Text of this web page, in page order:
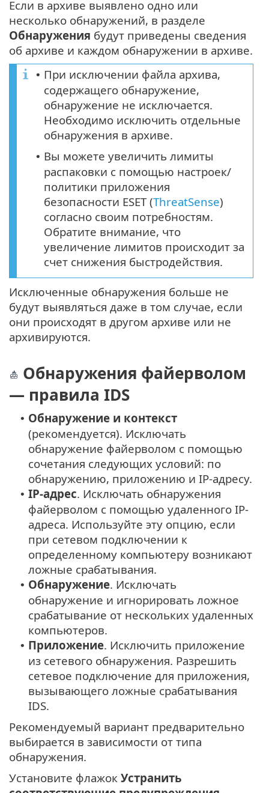
Если в архиве выявлено одно или
несколько обнаружений, в разделе
Обнаружения будут приведены сведения
об архиве и каждом обнаружении в архиве.
• При исключении файла архива,
содержащего обнаружение,
обнаружение не исключается.
Необходимо исключить отдельные
обнаружения в архиве.
• Вы можете увеличить лимиты
распаковки с помощью настроек/
политики приложения
безопасности ESET (ThreatSense)
согласно своим потребностям.
Обратите внимание, что
увеличение лимитов происходит за
счет снижения быстродействия.
Исключенные обнаружения больше не
будут выявляться даже в том случае, если
они происходят в другом архиве или не
архивируются.
Обнаружения файерволом
— правила IDS
• Обнаружение и контекст
(рекомендуется). Исключать
обнаружение файерволом с помощью
сочетания следующих условий: по
обнаружению, приложению и IP-адресу.
• IP-адрес. Исключать обнаружения
файерволом с помощью удаленного IP-
адреса. Используйте эту опцию, если
при сетевом подключении к
определенному компьютеру возникают
ложные срабатывания.
• Обнаружение. Исключать
обнаружение и игнорировать ложное
срабатывание от нескольких удаленных
компьютеров.
• Приложение. Исключить приложение
из сетевого обнаружения. Разрешить
сетевое подключение для приложения,
вызывающего ложные срабатывания
IDS.
Рекомендуемый вариант предварительно
выбирается в зависимости от типа
обнаружения.
Установите флажок Устранить